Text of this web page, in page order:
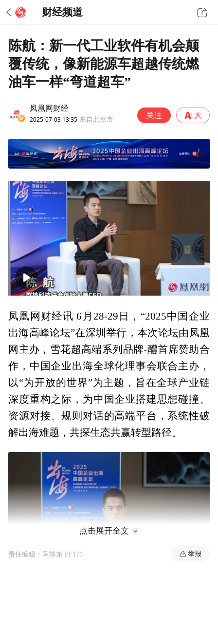
财经频道
陈航：新一代工业软件有机会颠
覆传统，像新能源车超越传统燃
油车一样“弯道超车”
凤凰网财经
2025-07-03 13:35 来自北京市
00:00 00:41
凤凰网财经讯 6月28-29日，“2025中国企业
出海高峰论坛”在深圳举行，本次论坛由凤凰
网主办，雪花超高端系列品牌-醴首席赞助合
作，中国企业出海全球化理事会联合主办，
以“为开放的世界”为主题，旨在全球产业链
深度重构之际，为中国企业搭建思想碰撞、
资源对接、规则对话的高端平台，系统性破
解出海难题，共探生态共赢转型路径。
点击展开全文
责任编辑：马轶东 PF171 举报